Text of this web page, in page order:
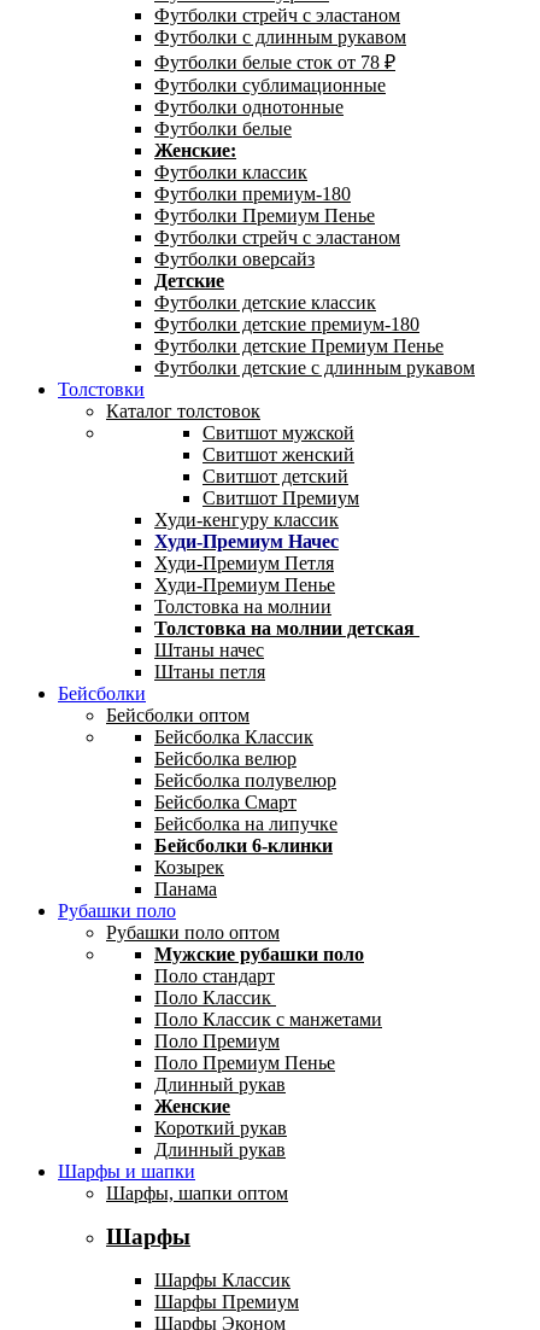
Футболки стрейч с эластаном
Футболки с длинным рукавом
Футболки белые сток от 78 ₽
Футболки сублимационные
Футболки однотонные
Футболки белые
Женские:
Футболки классик
Футболки премиум-180
Футболки Премиум Пенье
Футболки стрейч с эластаном
Футболки оверсайз
Детские
Футболки детские классик
Футболки детские премиум-180
Футболки детские Премиум Пенье
Футболки детские с длинным рукавом
Толстовки
Каталог толстовок
Свитшот мужской
Свитшот женский
Свитшот детский
Свитшот Премиум
Худи-кенгуру классик
Худи-Премиум Начес
Худи-Премиум Петля
Худи-Премиум Пенье
Толстовка на молнии
Толстовка на молнии детская
Штаны начес
Штаны петля
Бейсболки
Бейсболки оптом
Бейсболка Классик
Бейсболка велюр
Бейсболка полувелюр
Бейсболка Смарт
Бейсболка на липучке
Бейсболки 6-клинки
Козырек
Панама
Рубашки поло
Рубашки поло оптом
Мужские рубашки поло
Поло стандарт
Поло Классик
Поло Классик с манжетами
Поло Премиум
Поло Премиум Пенье
Длинный рукав
Женские
Короткий рукав
Длинный рукав
Шарфы и шапки
Шарфы, шапки оптом
Шарфы
Шарфы Классик
Шарфы Премиум
Шарфы Эконом